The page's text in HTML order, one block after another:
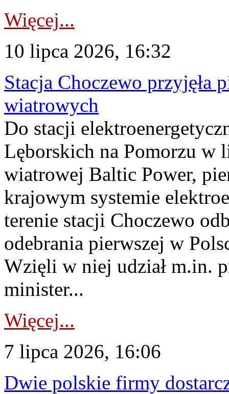
Więcej...
10 lipca 2026, 16:32
Stacja Choczewo przyjęła
wiatrowych
Do stacji
Lęborskich na Pomorzu w
wiatrowej Baltic Power,
krajowym systemie
terenie stacji Choczewo
odebrania pierwszej w
Wzięli w niej udział m.in.
minister...
Więcej...
7 lipca 2026, 16:06
Dwie polskie firmy